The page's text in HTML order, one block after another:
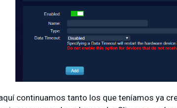
continuamos tanto los que teníamos ya